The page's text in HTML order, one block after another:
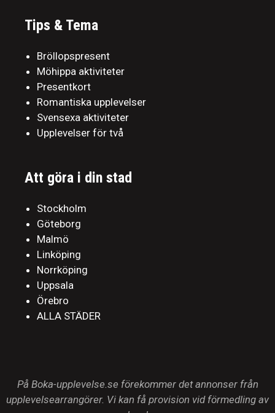
Tips & Tema
Bröllopspresent
Möhippa aktiviteter
Presentkort
Romantiska upplevelser
Svensexa aktiviteter
Upplevelser för två
Att göra i din stad
Stockholm
Göteborg
Malmö
Linköping
Norrköping
Uppsala
Örebro
ALLA STÄDER
På Boka-upplevelse.se förekommer det annonser från
upplevelsearrangörer. Vi kan få provision vid förmedling av